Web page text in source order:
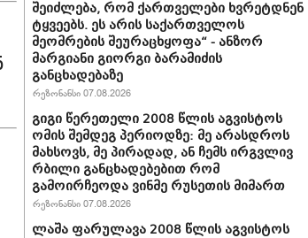
შეიძლება, რომ ქართველები ხვრეტდნენ
ტყვეებს. ეს არის საქართველოს
მეომრების შეურაცხყოფა“ - ანზორ
მარგიანი გიორგი ბარამიძის
განცხადებაზე
რეზონანსი 07.08.2026
გიგი წერეთელი 2008 წლის აგვისტოს
ომის შემდეგ პერიოდზე: მე არასდროს
მახსოვს, მე პირადად, ან ჩემს ირგვლივ
რბილი განცხადებებით რომ
გამოირჩეოდა ვინმე რუსეთის მიმართ
რეზონანსი 07.08.2026
ლაშა ფარულავა 2008 წლის აგვისტოს